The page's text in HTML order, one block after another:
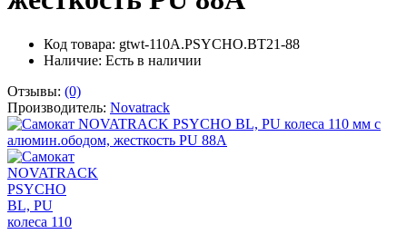
Код товара: gtwt-110A.PSYCHO.BT21-88
Наличие: Есть в наличии
Отзывы: (0)
Производитель: Novatrack